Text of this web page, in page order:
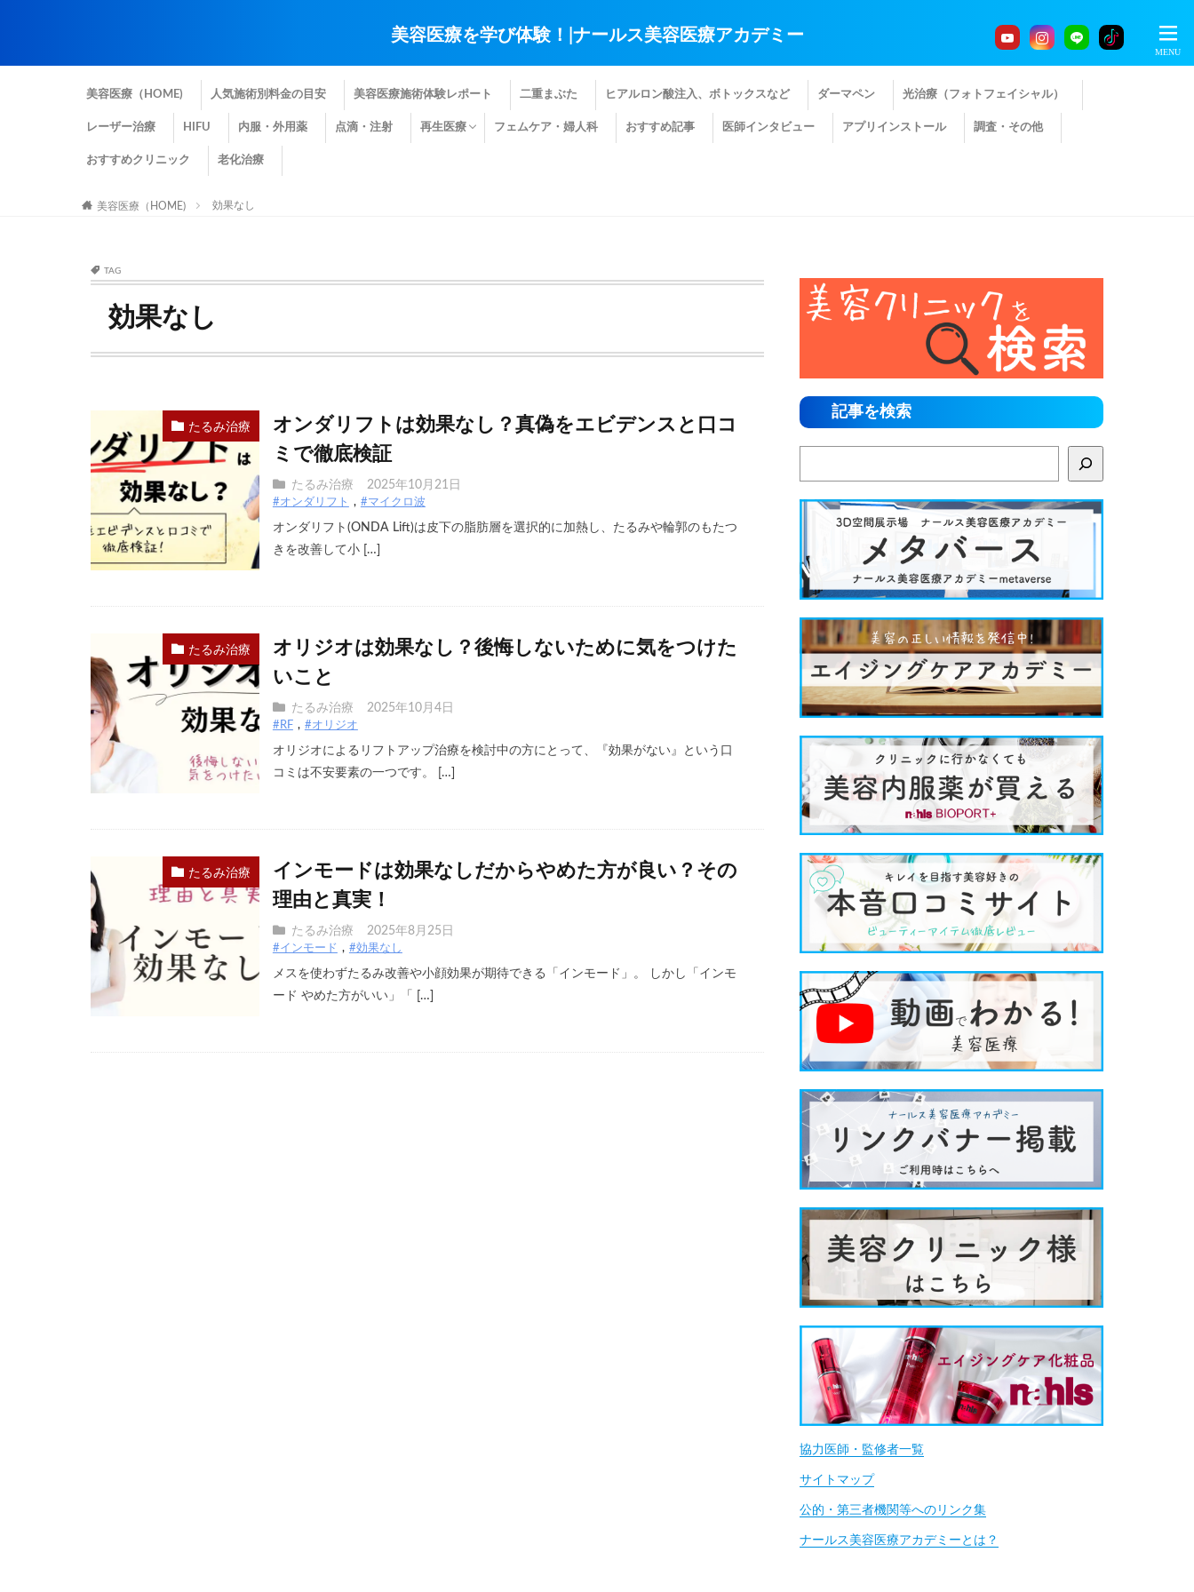
美容医療を学び体験！|ナールス美容医療アカデミー
美容医療（HOME) 人気施術別料金の目安 美容医療施術体験レポート 二重まぶた ヒアルロン酸注入、ボトックスなど ダーマペン 光治療（フォトフェイシャル）
レーザー治療 HIFU 内服・外用薬 点滴・注射 再生医療 フェムケア・婦人科 おすすめ記事 医師インタビュー アプリインストール 調査・その他
おすすめクリニック 老化治療
美容医療（HOME) 効果なし
TAG
効果なし
たるみ治療
オンダリフトは効果なし？真偽をエビデンスと口コ
ミで徹底検証
たるみ治療 2025年10月21日
#オンダリフト #マイクロ波
オンダリフト(ONDA Lift)は皮下の脂肪層を選択的に加熱し、たるみや輪郭のもたつ
きを改善して小 […]
たるみ治療
オリジオは効果なし？後悔しないために気をつけた
いこと
たるみ治療 2025年10月4日
#RF #オリジオ
オリジオによるリフトアップ治療を検討中の方にとって、『効果がない』という口
コミは不安要素の一つです。 […]
たるみ治療
インモードは効果なしだからやめた方が良い？その
理由と真実！
たるみ治療 2025年8月25日
#インモード #効果なし
メスを使わずたるみ改善や小顔効果が期待できる「インモード」。 しかし「インモ
ード やめた方がいい」「 […]
記事を検索
協力医師・監修者一覧
サイトマップ
公的・第三者機関等へのリンク集
ナールス美容医療アカデミーとは？